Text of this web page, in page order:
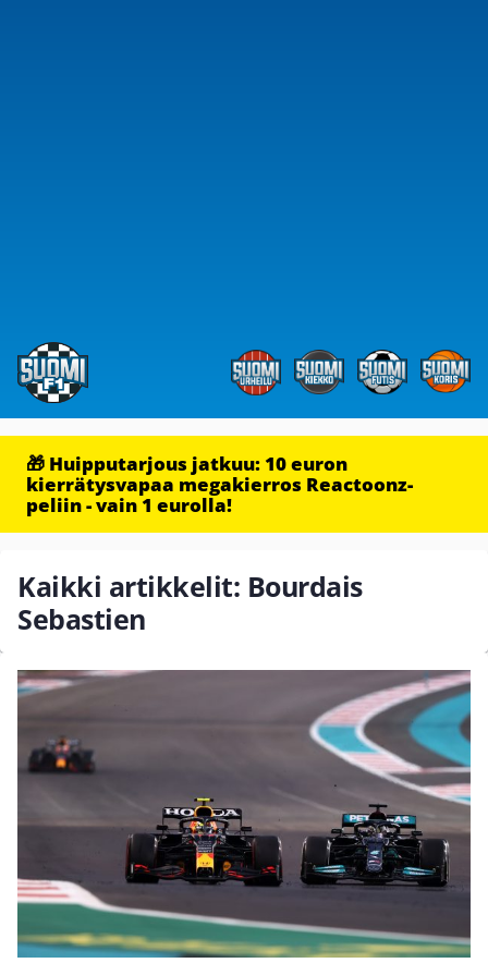
🎁 Huipputarjous jatkuu: 10 euron
kierrätysvapaa megakierros Reactoonz-
peliin - vain 1 eurolla!
Kaikki artikkelit: Bourdais
Sebastien